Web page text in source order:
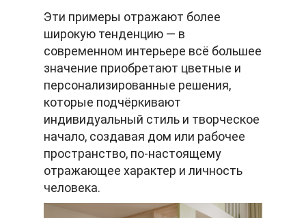
Эти примеры отражают более
широкую тенденцию — в
современном интерьере всё большее
значение приобретают цветные и
персонализированные решения,
которые подчёркивают
индивидуальный стиль и творческое
начало, создавая дом или рабочее
пространство, по-настоящему
отражающее характер и личность
человека.